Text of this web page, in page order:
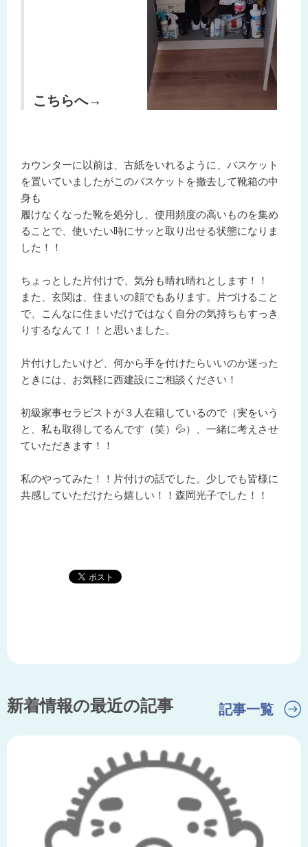
こちらへ→
カウンターに以前は、古紙をいれるように、バスケット
を置いていましたがこのバスケットを撤去して靴箱の中
身も
履けなくなった靴を処分し、使用頻度の高いものを集め
ることで、使いたい時にサッと取り出せる状態になりま
した！！
ちょっとした片付けで、気分も晴れ晴れとします！！
また、玄関は、住まいの顔でもあります。片づけること
で、こんなに住まいだけではなく自分の気持ちもすっき
りするなんて！！と思いました。
片付けしたいけど、何から手を付けたらいいのか迷った
ときには、お気軽に西建設にご相談ください！
初級家事セラピストが３人在籍しているので（実をいう
と、私も取得してるんです（笑）💦）、一緒に考えさせ
ていただきます！！
私のやってみた！！片付けの話でした。少しでも皆様に
共感していただけたら嬉しい！！森岡光子でした！！
新着情報の最近の記事 記事一覧